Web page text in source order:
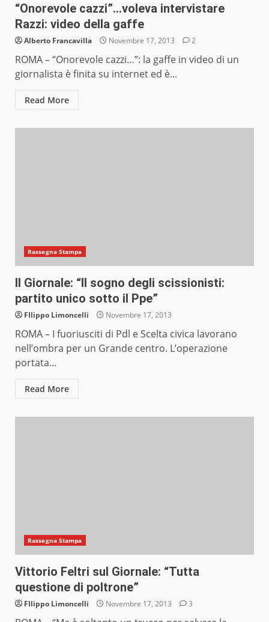
“Onorevole cazzi”…voleva intervistare
Razzi: video della gaffe
Alberto Francavilla Novembre 17, 2013 2
ROMA – “Onorevole cazzi…”: la gaffe in video di un
giornalista è finita su internet ed è...
Read More
Rassegna Stampa
Il Giornale: “Il sogno degli scissionisti:
partito unico sotto il Ppe”
FIlippo Limoncelli Novembre 17, 2013
ROMA – I fuoriusciti di Pdl e Scelta civica lavorano
nell’ombra per un Grande centro. L’operazione
portata...
Read More
Rassegna Stampa
Vittorio Feltri sul Giornale: “Tutta
questione di poltrone”
FIlippo Limoncelli Novembre 17, 2013 3